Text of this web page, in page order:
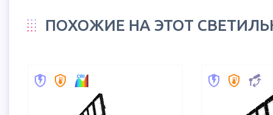
ПОХОЖИЕ НА ЭТОТ